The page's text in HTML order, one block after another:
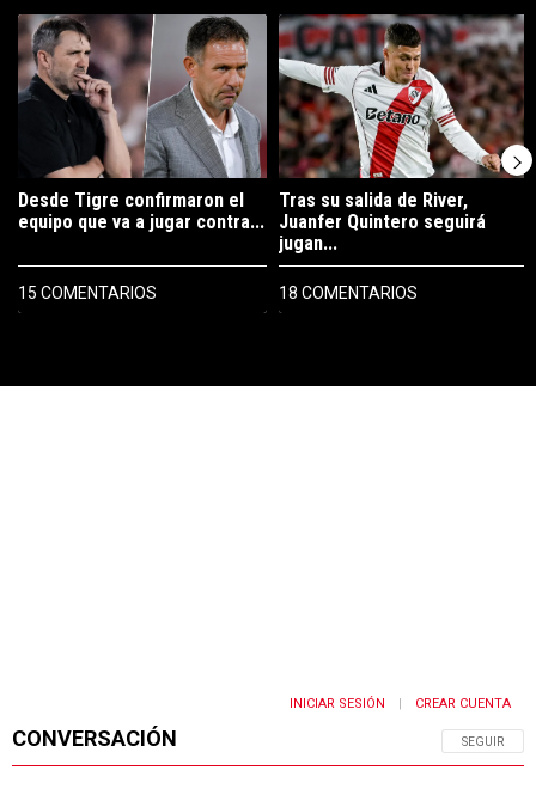
Un artículo de tendencia con el título "Desde Tigre confirmaron el
Desde Tigre confirmaron el
equipo que va a jugar contra...
15 COMENTARIOS
Un artículo de tendencia con el
Tras su salida de River,
Juanfer Quintero seguirá
jugan...
18 COMENTARIOS
CONVERSACIÓN SIGA ESTA
SEGUIR
INICIAR SESIÓN CREAR CUENTA